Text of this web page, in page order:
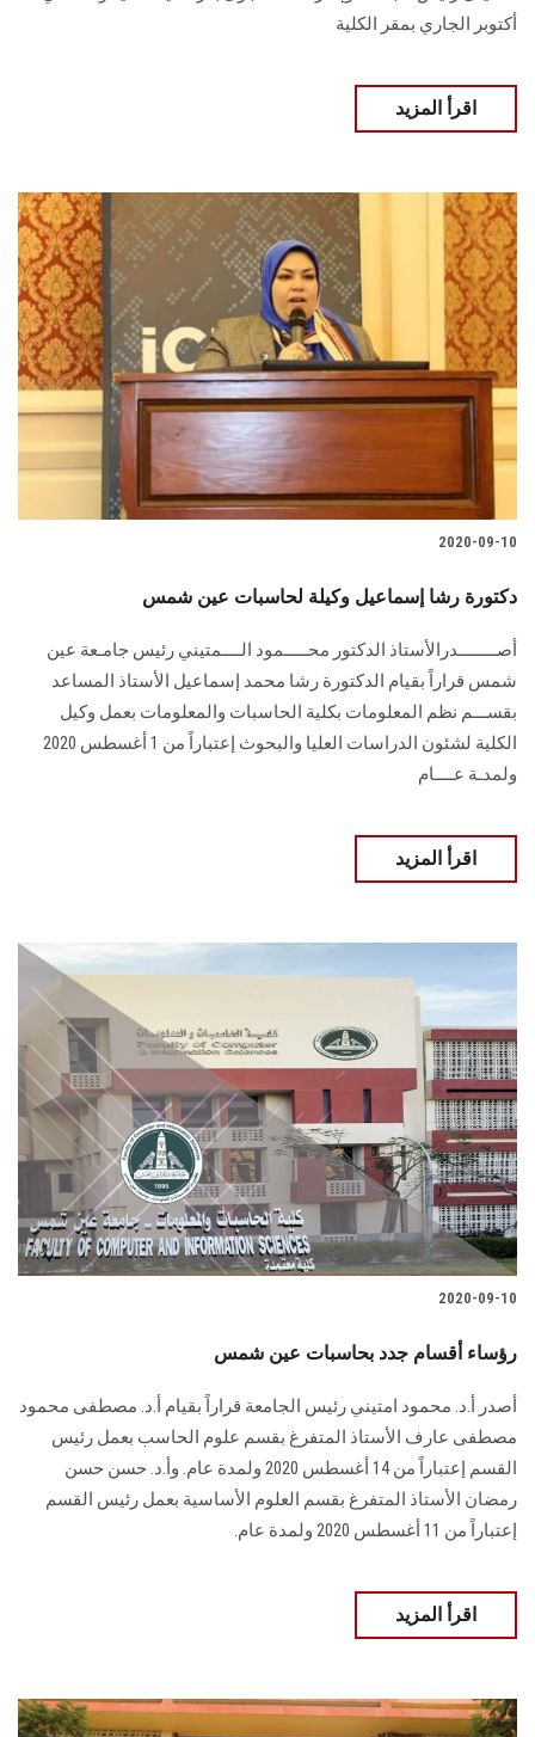
أكتوبر الجاري بمقر الكلية
اقرأ المزيد
2020-09-10
دكتورة رشا إسماعيل وكيلة لحاسبات عين شمس
أصــــــــدرالأستاذ الدكتور محـــــمود الــــمتيني رئيس جامـعة عين
شمس قراراً بقيام الدكتورة رشا محمد إسماعيل الأستاذ المساعد
بقســـم نظم المعلومات بكلية الحاسبات والمعلومات بعمل وكيل
الكلية لشئون الدراسات العليا والبحوث إعتباراً من 1 أغسطس 2020
ولمدـة عــــام
اقرأ المزيد
2020-09-10
رؤساء أقسام جدد بحاسبات عين شمس
أصدر أ.د. محمود امتيني رئيس الجامعة قراراً بقيام أ.د. مصطفى محمود
مصطفى عارف الأستاذ المتفرغ بقسم علوم الحاسب بعمل رئيس
القسم إعتباراً من 14 أغسطس 2020 ولمدة عام. وأ.د. حسن حسن
رمضان الأستاذ المتفرغ بقسم العلوم الأساسية بعمل رئيس القسم
إعتباراً من 11 أغسطس 2020 ولمدة عام.
اقرأ المزيد